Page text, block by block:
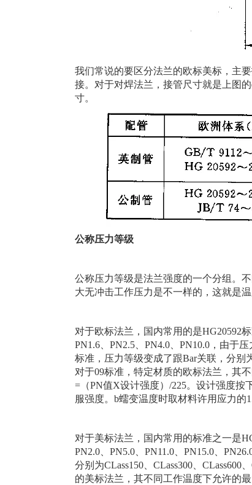
我们常说的要区分法兰的欧标美标，主
接。对于对焊法兰，接管尺寸就是上图
寸。
公称压力等级
公称压力等级是法兰强度的一个分组。
大无冲击工作压力是不一样的，这就是
对于欧标法兰，国内常用的是HG20592
PN1.6、PN2.5、PN4.0、PN10.0，由于
标准，压力等级变成了跟Bar关联，分别
对于09标准，特定材质的欧标法兰，其
=（PN值X设计强度）/225。设计强度按
服强度。b蠕变温度时取材料许用应力的
对于美标法兰，国内常用的标准之一是
PN2.0、PN5.0、PN11.0、PN15.0、
分别为CLass150、CLass300、CLass600
的美标法兰，其不同工作温度下允许的